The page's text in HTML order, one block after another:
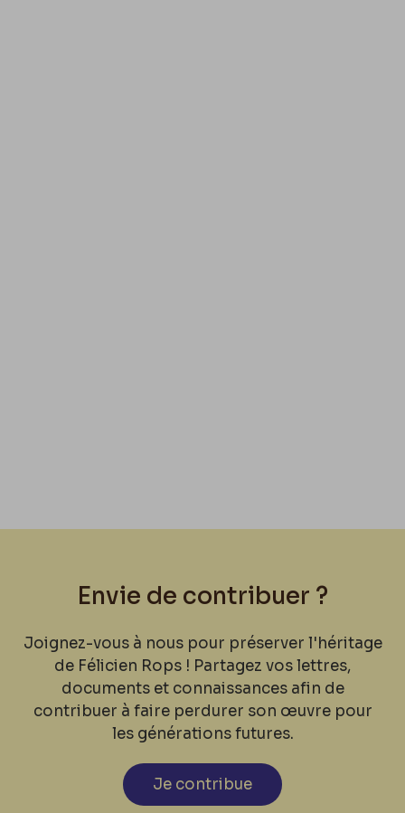
Envie de contribuer ?
Joignez-vous à nous pour préserver l'héritage
de Félicien Rops ! Partagez vos lettres,
documents et connaissances afin de
contribuer à faire perdurer son œuvre pour
les générations futures.
Je contribue